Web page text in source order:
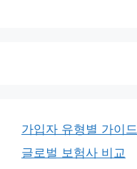
가입자 유형별 가이드
글로벌 보험사 비교